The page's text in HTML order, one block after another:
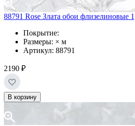
88791 Rose Злата обои флизелиновые
Покрытие:
Размеры: × м
Артикул: 88791
2190 ₽
В корзину